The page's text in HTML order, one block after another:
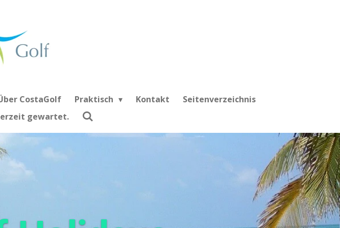
CostaGolf Praktisch Kontakt
Seitenverzeichnis
gewartet.